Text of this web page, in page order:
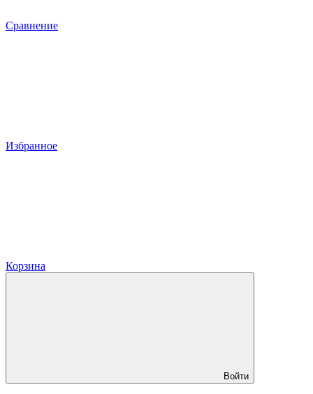
Сравнение
Избранное
Корзина
Войти